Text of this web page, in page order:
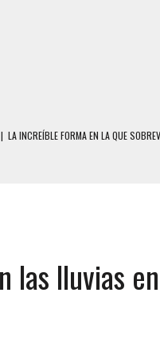
| LA INCREÍBLE FORMA EN LA QUE
VIVIENDA EN EL CENTRO DE
CON UN CUCHILLO A SUS HIJOS,
POR BRUTAL CRIMEN CONTRA
SALDO DE COLISIÓN MÚLTIPLE EN
las lluvias